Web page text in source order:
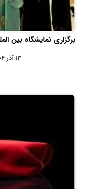
برگزاری نمایشگاه بین
۱۳ آذر ۱۴۰۴ - ۱۴:۲۹